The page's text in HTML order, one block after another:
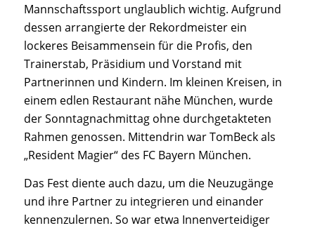
Mannschaftssport unglaublich wichtig. Aufgrund
dessen arrangierte der Rekordmeister ein
lockeres Beisammensein für die Profis, den
Trainerstab, Präsidium und Vorstand mit
Partnerinnen und Kindern. Im kleinen Kreisen, in
einem edlen Restaurant nähe München, wurde
der Sonntagnachmittag ohne durchgetakteten
Rahmen genossen. Mittendrin war TomBeck als
„Resident Magier“ des FC Bayern München.
Das Fest diente auch dazu, um die Neuzugänge
und ihre Partner zu integrieren und einander
kennenzulernen. So war etwa Innenverteidiger